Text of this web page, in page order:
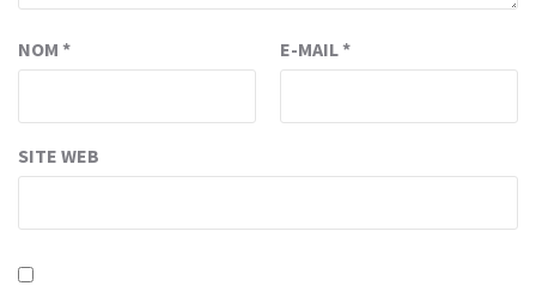
NOM * E-MAIL*
SITE WEB